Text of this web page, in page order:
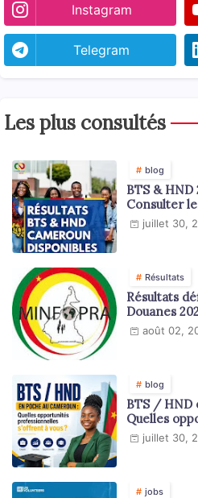
Instagram
Telegram
Les plus consultés
blog
BTS &
Consulter
juillet 30,
Résultats
Résultats
Douanes
août 02,
blog
BTS / HND
Quelles
s'offrent à
juillet 30,
jobs